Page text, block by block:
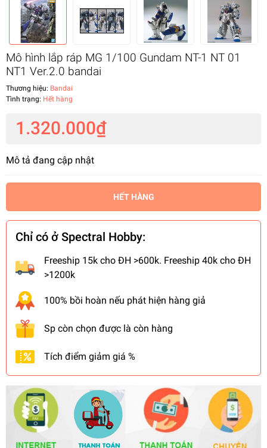
Mô hình lắp ráp MG 1/100 Gundam NT-1 NT 01
NT1 Ver.2.0 bandai
Thương hiệu: Bandai
Tình trạng: Hết hàng
1.320.000₫
Mô tả đang cập nhật
HẾT HÀNG
Chỉ có ở Spectral Hobby:
Freeship 15k cho ĐH >600k. Freeship 40k cho ĐH
>1200k
100% bồi hoàn nếu phát hiện hàng giả
Sp còn chọn được là còn hàng
Tích điểm giảm giá %